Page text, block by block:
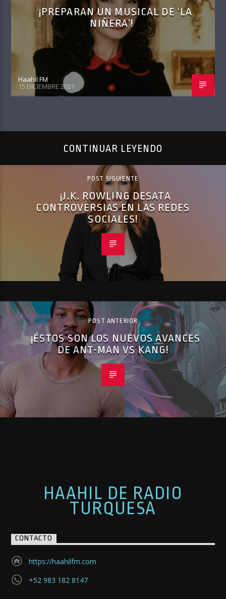
¡PREPARAN UN MUSICAL DE ‘LA
NIÑERA’!
Haahil FM
15 DICIEMBRE 2021
CONTINUAR LEYENDO
POST SIGUIENTE
¡J.K. ROWLING DESATA
CONTROVERSIAS EN LAS REDES
SOCIALES!
POST ANTERIOR
¡ÉSTOS SON LOS NUEVOS AVANCES
DE ANT-MAN VS KANG!
HAAHIL DE RADIO
TURQUESA
CONTACTO
https://haahilfm.com
+52 983 182 8147